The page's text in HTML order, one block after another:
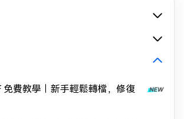
免費教學｜新手輕鬆轉檔，修復